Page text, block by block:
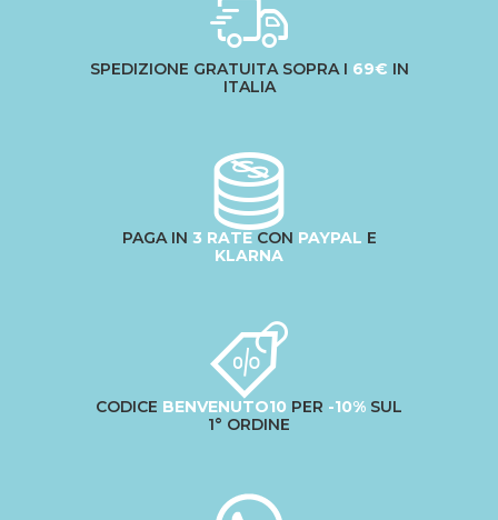
SPEDIZIONE GRATUITA SOPRA I 69€ IN
ITALIA
PAGA IN 3 RATECON PAYPAL E
KLARNA
CODICE BENVENUTO10 PER -10% SUL
1° ORDINE